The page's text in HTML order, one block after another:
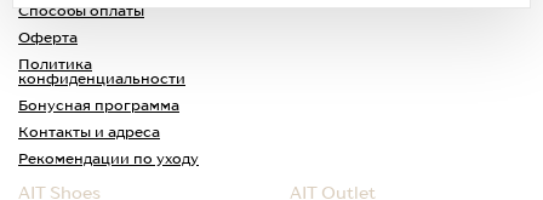
Способы оплаты
Оферта
Политика
конфиденциальности
Бонусная программа
Контакты и адреса
Рекомендации по уходу
AIT Shoes AIT Outlet